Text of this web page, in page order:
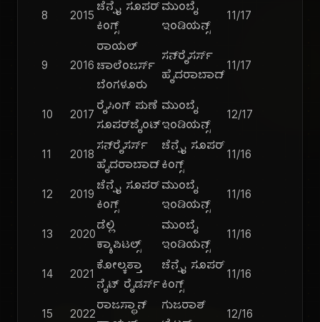
8 2015
ಚೆನ್ನೈ ಸೂಪರ್
ಕಿಂಗ್ಸ್
ಮುಂಬೈ
ಇಂಡಿಯನ್ಸ್
11/17
9 2016
ರಾಯಲ್
ಚಾಲೆಂಜರ್ಸ್
ಬೆಂಗಳೂರು
ಸನ್‌ರೈಸರ್ಸ್
ಹೈದರಾಬಾದ್
11/17
10 2017
ರೈಸಿಂಗ್ ಪುಣೆ
ಸೂಪರ್‌ಜೈಂಟ್
ಮುಂಬೈ
ಇಂಡಿಯನ್ಸ್
12/17
11 2018
ಸನ್‌ರೈಸರ್ಸ್
ಹೈದರಾಬಾದ್
ಚೆನ್ನೈ ಸೂಪರ್
ಕಿಂಗ್ಸ್
11/16
12 2019
ಚೆನ್ನೈ ಸೂಪರ್
ಕಿಂಗ್ಸ್
ಮುಂಬೈ
ಇಂಡಿಯನ್ಸ್
11/16
13 2020
ಡೆಲ್ಲಿ
ಕ್ಯಾಪಿಟಲ್ಸ್
ಮುಂಬೈ
ಇಂಡಿಯನ್ಸ್
11/16
14 2021
ಕೋಲ್ಕತ್ತಾ
ನೈಟ್ ರೈಡರ್ಸ್
ಚೆನ್ನೈ ಸೂಪರ್
ಕಿಂಗ್ಸ್
11/16
15 2022
ರಾಜಸ್ಥಾನ್
ಗುಜರಾತ್
12/16